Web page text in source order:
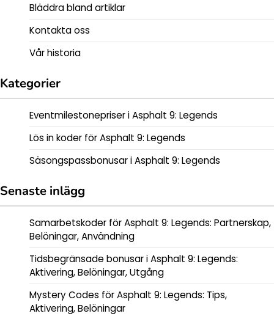
Bläddra bland artiklar
Kontakta oss
Vår historia
Kategorier
Eventmilestonepriser i Asphalt 9: Legends
Lös in koder för Asphalt 9: Legends
Säsongspassbonusar i Asphalt 9: Legends
Senaste inlägg
Samarbetskoder för Asphalt 9: Legends: Partnerskap,
Belöningar, Användning
Tidsbegränsade bonusar i Asphalt 9: Legends:
Aktivering, Belöningar, Utgång
Mystery Codes för Asphalt 9: Legends: Tips,
Aktivering, Belöningar